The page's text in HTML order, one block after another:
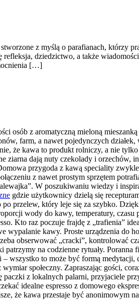
z myślą o parafianach, którzy
dziedzictwo, a także
[…]
osób z aromatyczną mieloną
farm, a nawet pojedynczych
że kawa to produkt rolniczy, a nie
ziarna dają nuty czekolady i
przygoda z kawą speciality
z nawet prostym sprzętem
W poszukiwaniu wiedzy i
gdzie użytkownicy dzielą się
przelew, który leje się za szybko.
wody do kawy, temperatury,
Kto raz poczuje frajdę z „trafienia”
wypalanie kawy. Proste urządzenia do
obserwować „cracki”, kontrolować
na codzienne rytuały.
wszystko to może być formą
społeczny. Zapraszając gości,
paczki z lokalnych palarni, przyjaciele
idealne espresso z domowego
że kawa przestaje być anonimowym